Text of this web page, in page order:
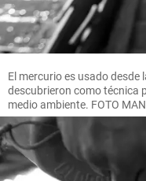
El mercurio es usado desde
descubrieron como técnica
medio ambiente. FOTO